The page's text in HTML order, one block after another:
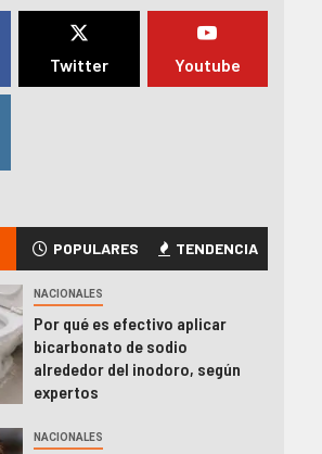
Twitter Youtube
POPULARES TENDENCIA
NACIONALES
Por qué es efectivo aplicar
bicarbonato de sodio
alrededor del inodoro, según
expertos
NACIONALES